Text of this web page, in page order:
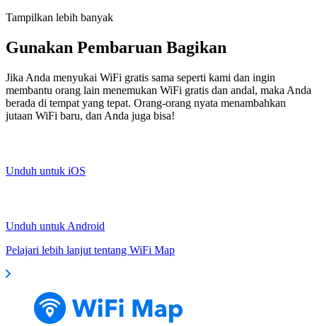
Tampilkan lebih banyak
Gunakan Pembaruan Bagikan
Jika Anda menyukai WiFi gratis sama seperti kami dan ingin
membantu orang lain menemukan WiFi gratis dan andal, maka Anda
berada di tempat yang tepat. Orang-orang nyata menambahkan
jutaan WiFi baru, dan Anda juga bisa!
Unduh untuk iOS
Unduh untuk Android
Pelajari lebih lanjut tentang WiFi Map